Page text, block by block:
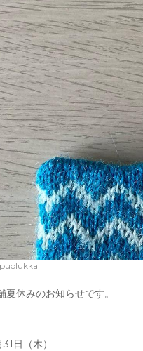
puolukka
休みのお知らせです。
日（木）